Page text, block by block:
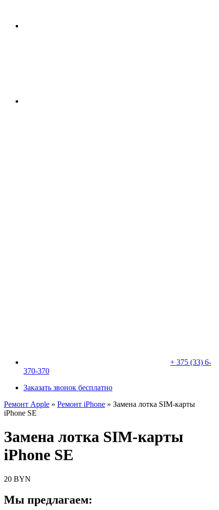
+ 375 (33) 6-
370-370
Заказать звонок бесплатно
Ремонт Apple » Ремонт iPhone » Замена лотка SIM-карты
iPhone SE
Замена лотка SIM-карты
iPhone SE
20 BYN
Мы предлагаем: